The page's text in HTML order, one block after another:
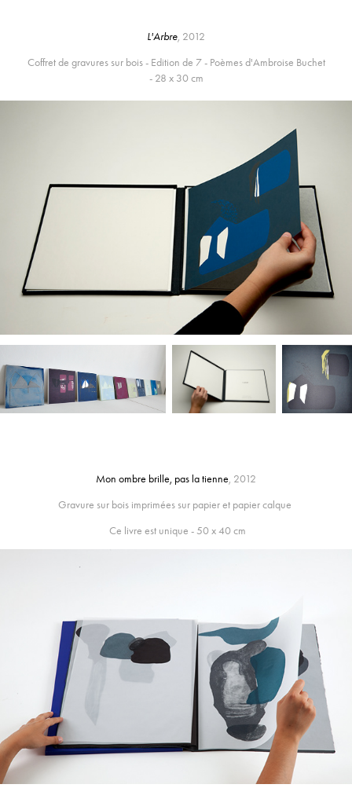
L'Arbre, 2012
Coffret de gravures sur bois - Edition de 7 - Poèmes d'Ambroise Buchet
- 28 x 30 cm
Mon ombre brille, pas la tienne, 2012
Gravure sur bois imprimées sur papier et papier calque
Ce livre est unique - 50 x 40 cm